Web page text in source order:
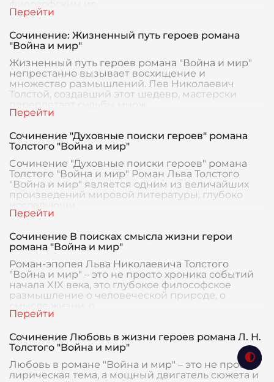
Сочинение: Жизненный путь героев романа
"Война и мир"
Жизненный путь героев романа "Война и мир"
непрестанно вызывает восхищение и
множество размышлений. Лев Николаевич
Толстой, создавший этот шедевр, мастерски
переплетает судьбы множ
Сочинение "Духовные поиски героев" романа
Толстого "Война и мир"
Cочинение "Духовные поиски героев" романа
Толстого "Война и мир" Роман Льва Толстого
"Война и мир" является одним из величайших
произведений мировой литературы, глубоко
Сочинение В поисках смысла жизни герои
романа "Война и мир"
Роман-эпопея Льва Николаевича Толстого
"Война и мир" – это не просто хроника событий
начала XIX века, это глубокое философское
размышление о человеческой природе, о
Сочинение Любовь в жизни героев романа Л. Н.
Толстого "Война и мир"
Любовь в романе "Война и мир" – это не просто
лирическая тема, а мощный двигатель сюжета и